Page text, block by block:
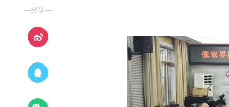
—分享—